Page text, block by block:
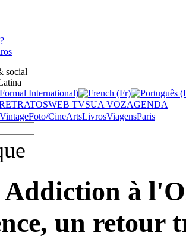
social
WEB TVSUA VOZAGENDA
VintageFoto/CineArtsLivrosViagensParis
Addiction à
un retour